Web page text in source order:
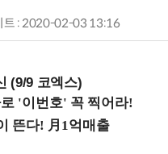
트 : 2020-02-03 13:16
(9/9 코엑스)